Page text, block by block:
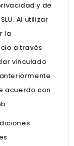
y de
Al utilizar
la
a través
vinculado
acuerdo con